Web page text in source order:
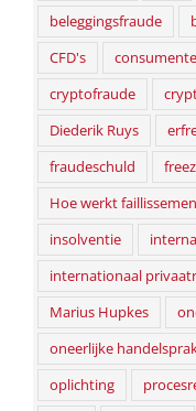
beleggingsfraude
CFD's
cryptofraude
Diederik Ruys
fraudeschuld
Hoe werkt
insolventie
internationaal
Marius Hupkes
oneerlijke
oplichting